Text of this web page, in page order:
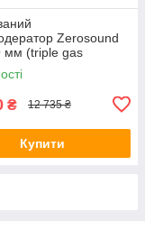
Zerosound
мм (triple gas
system)
₴ 12 735 ₴
Купити